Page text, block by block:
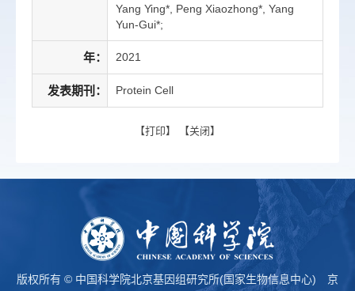
Yang Ying*, Peng Xiaozhong*, Yang
Yun-Gui*;
年： 2021
发表期刊： Protein Cell
【打印】 【关闭 】
版权所有 © 中国科学院北京基因组研究所(国家生物信息中心) 京